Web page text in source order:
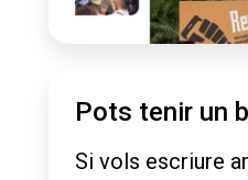
Pots tenir un
Si vols escriure